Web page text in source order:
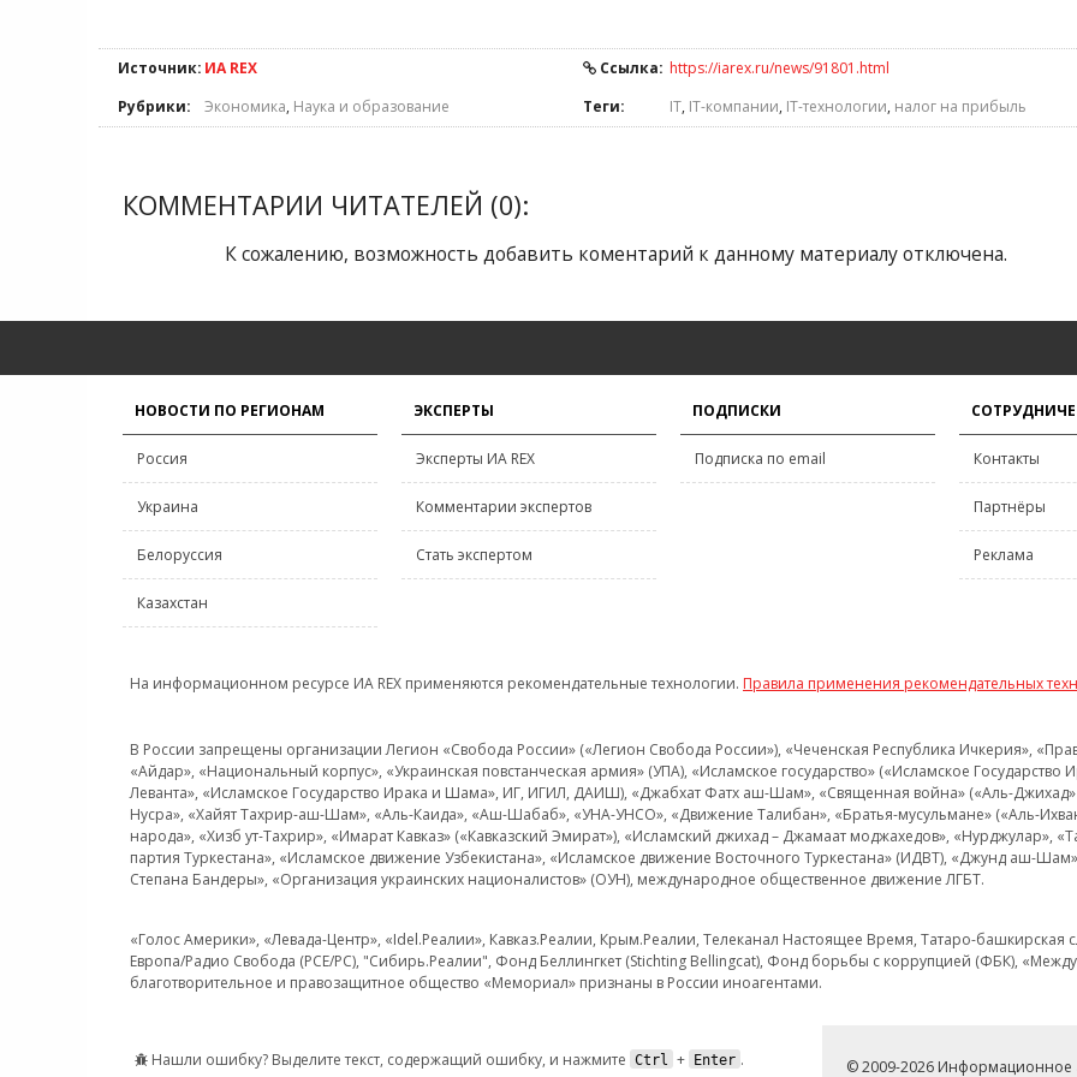
Источник: ИА REX Ссылка: https://iarex.ru/news/91801.html
Рубрики:
Экономика, Наука и образование Теги: IT, IT-компании, IT-технологии, налог на прибыль
КОММЕНТАРИИ ЧИТАТЕЛЕЙ (0):
К сожалению, возможность добавить коментарий к данному материалу отключена.
НОВОСТИ ПО РЕГИОНАМ
Россия
Украина
Белоруссия
Казахстан
ЭКСПЕРТЫ
Эксперты ИА REX
Комментарии экспертов
Стать экспертом
ПОДПИСКИ
Подписка по email Контакты
Партнёры
Реклама
На информационном ресурсе ИА REX применяются рекомендательные технологии. Правила применения рекомендательных
В России запрещены организации Легион «Свобода России» («Легион Свобода России»), «Чеченская Республика Ичкерия»,
«Айдар», «Национальный корпус», «Украинская повстанческая армия» (УПА), «Исламское государство» («Исламское
Леванта», «Исламское Государство Ирака и Шама», ИГ, ИГИЛ, ДАИШ), «Джабхат Фатх аш-Шам», «Священная война» («Аль-Джихад»
Нусра», «Хайят Тахрир-аш-Шам», «Аль-Каида», «Аш-Шабаб», «УНА-УНСО», «Движение Талибан», «Братья-мусульмане» («Аль-
народа», «Хизб ут-Тахрир», «Имарат Кавказ» («Кавказский Эмират»), «Исламский джихад – Джамаат моджахедов», «Нурджулар»,
партия Туркестана», «Исламское движение Узбекистана», «Исламское движение Восточного Туркестана» (ИДВТ), «Джунд аш-
Степана Бандеры», «Организация украинских националистов» (ОУН), международное общественное движение ЛГБТ.
«Голос Америки», «Левада-Центр», «Idel.Реалии», Кавказ.Реалии, Крым.Реалии, Телеканал Настоящее Время, Татаро-
Европа/Радио Свобода (PCE/PC), "Сибирь.Реалии", Фонд Беллингкет (Stichting Bellingcat), Фонд борьбы с коррупцией (ФБК),
благотворительное и правозащитное общество «Мемориал» признаны в России иноагентами.
Нашли ошибку? Выделите текст, содержащий ошибку, и нажмите Ctrl + Enter . © 2009-2026 Информационное